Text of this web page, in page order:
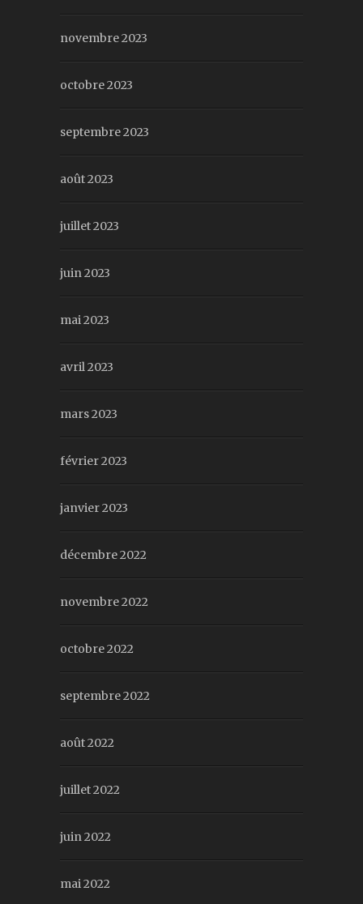
novembre 2023
octobre 2023
septembre 2023
août 2023
juillet 2023
juin 2023
mai 2023
avril 2023
mars 2023
février 2023
janvier 2023
décembre 2022
novembre 2022
octobre 2022
septembre 2022
août 2022
juillet 2022
juin 2022
mai 2022